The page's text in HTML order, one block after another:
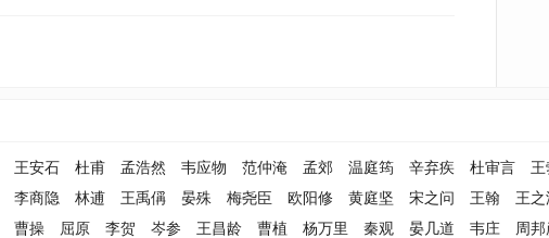
王安石 杜甫 孟浩然 韦应物 范仲淹 孟郊 温庭筠 辛弃疾 杜审言 王
李商隐 林逋 王禹偁 晏殊 梅尧臣 欧阳修 黄庭坚 宋之问 王翰 王之
曹操 屈原 李贺 岑参 王昌龄 曹植 杨万里 秦观 晏几道 韦庄 周邦